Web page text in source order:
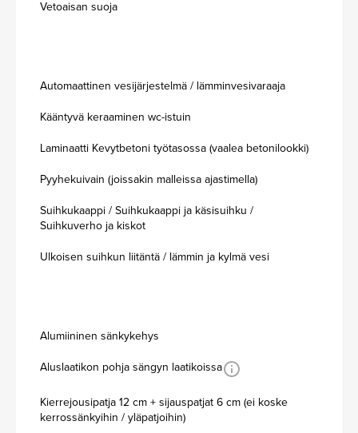
Vetoaisan suoja
Automaattinen vesijärjestelmä / lämminvesivaraaja
Kääntyvä keraaminen wc-istuin
Laminaatti Kevytbetoni työtasossa (vaalea betonilookki)
Pyyhekuivain (joissakin malleissa ajastimella)
Suihkukaappi / Suihkukaappi ja käsisuihku /
Suihkuverho ja kiskot
Ulkoisen suihkun liitäntä / lämmin ja kylmä vesi
Alumiininen sänkykehys
Aluslaatikon pohja sängyn laatikoissa
Kierrejousipatja 12 cm + sijauspatjat 6 cm (ei koske
kerrossänkyihin / yläpatjoihin)